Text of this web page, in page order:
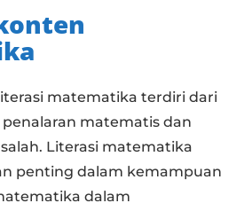
matematika terdiri dari
matematis dan
Literasi matematika
penting dalam kemampuan
dalam